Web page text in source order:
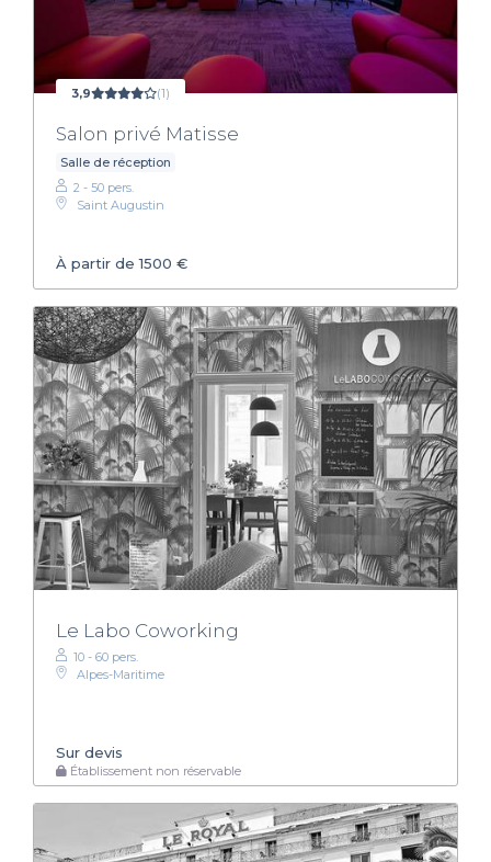
3,9 (1)
Salon privé Matisse
Salle de réception
2 - 50 pers.
Saint Augustin
À partir de 1500 €
Le Labo Coworking
10 - 60 pers.
Alpes-Maritime
Sur devis
Établissement non réservable